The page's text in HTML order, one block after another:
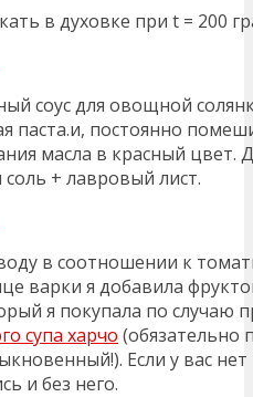
в духовке при t = 200
соус для овощной
паста.и, постоянно
масла в красный цвет.
+ лавровый лист.
в соотношении к
варки я добавила
я покупала по случаю
супа харчо (обязательно
Если у вас нет
и без него.